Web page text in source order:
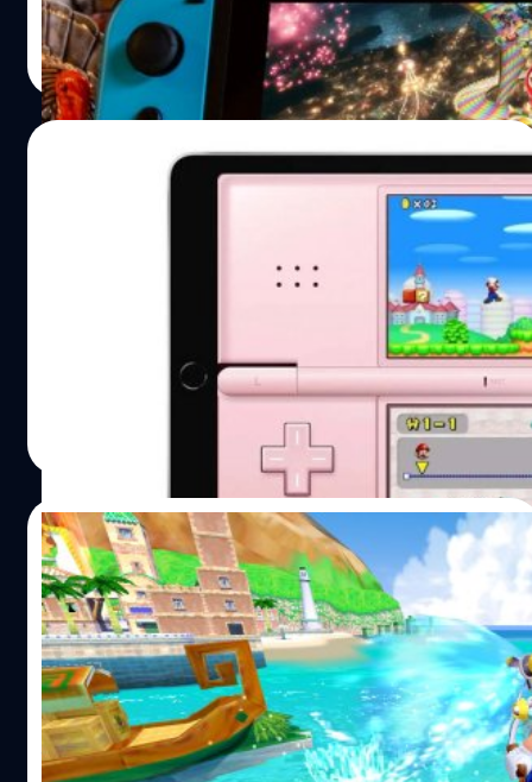
GitHub ทั้งหมด ถึง 8,535 ชุด
จีรนาถ เรืองทรัพย์| 827 days ago
Read More
Delta Emulator เตรียมเปิดตัวแอปสำหรับ
iPad เล่นคอนโซลย้อนยุคจอใหญ่กว่าเดิม
Delta Emulator เตรียมมาสู่บน iPad กำลังมาเปิดให้เล่นกัน
แล้ว โดยมันจะจำลองการเล่น Gameboy Advance รวมทั้ง
| 829 days ago
28/04/2024
Emu ของ GameCube กับ Wii บน iPhone
อาจจะเล่นไม่ได้ เนื่องจากข้อจำกัดทางเทคนิค
แต่น่าเสียดายที่สาวกคอเกมเก่าอาจจะไม่ได้เล่น GameCube
กับ Nintendo Wii
จีรนาถ เรืองทรัพย์| 833 days ago